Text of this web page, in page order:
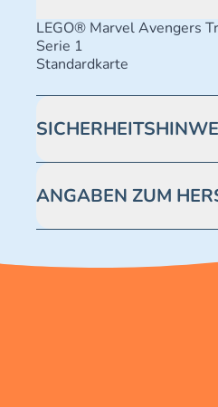
LEGO® Marvel Avengers
Serie 1
Standardkarte
Enthält verschluckbare
Erstickungsgefahr.
ANGABEN ZUM
ocean.de/kundenservice
2202990 Seidenstraße 19